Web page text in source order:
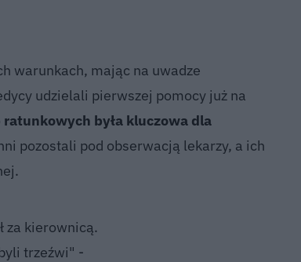
warunkach, mając na uwadze
udzielali pierwszej pomocy już na
była kluczowa dla
pozostali pod obserwacją lekarzy, a ich
za kierownicą.
trzeźwi" -